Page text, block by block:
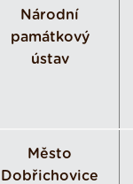
Národní
památkový
ústav
Město
Dobřichovice